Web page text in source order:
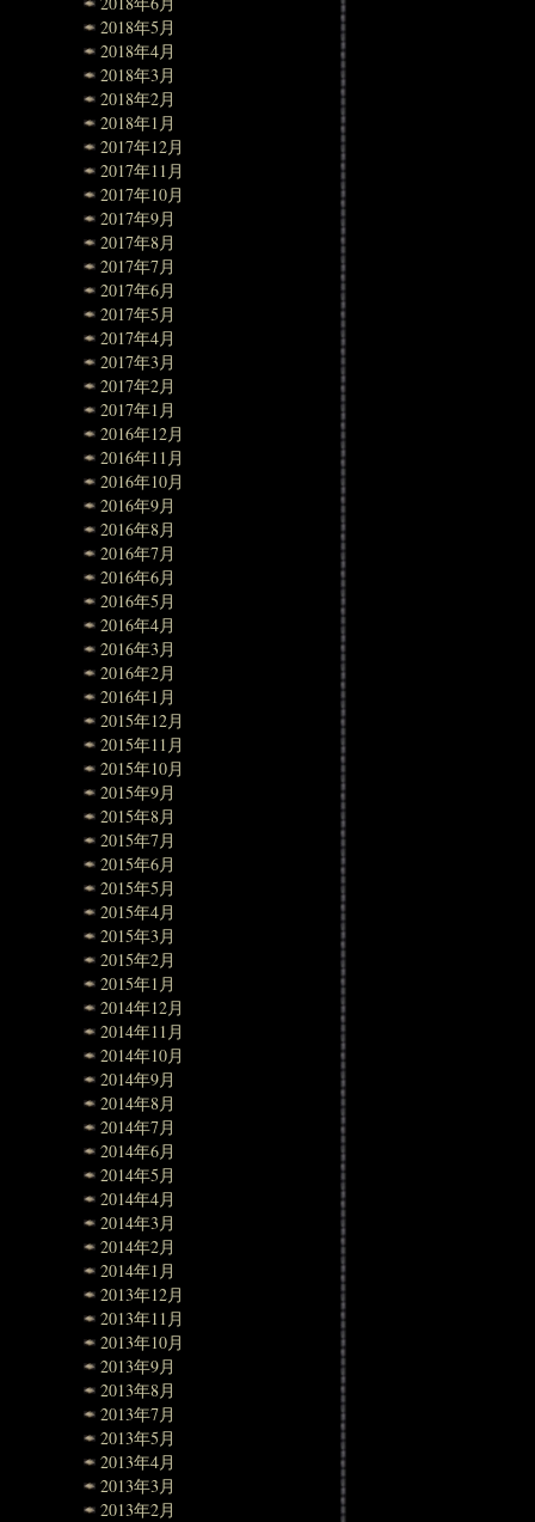
2018年5月
2018年4月
2018年3月
2018年2月
2018年1月
2017年12月
2017年11月
2017年10月
2017年9月
2017年8月
2017年7月
2017年6月
2017年5月
2017年4月
2017年3月
2017年2月
2017年1月
2016年12月
2016年11月
2016年10月
2016年9月
2016年8月
2016年7月
2016年6月
2016年5月
2016年4月
2016年3月
2016年2月
2016年1月
2015年12月
2015年11月
2015年10月
2015年9月
2015年8月
2015年7月
2015年6月
2015年5月
2015年4月
2015年3月
2015年2月
2015年1月
2014年12月
2014年11月
2014年10月
2014年9月
2014年8月
2014年7月
2014年6月
2014年5月
2014年4月
2014年3月
2014年2月
2014年1月
2013年12月
2013年11月
2013年10月
2013年9月
2013年8月
2013年7月
2013年5月
2013年4月
2013年3月
2013年2月